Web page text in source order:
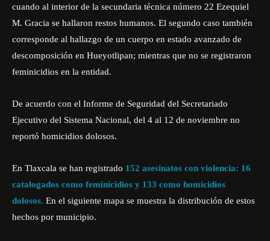
cuando al interior de la secundaria técnica número 22 Ezequiel
M. Gracia se hallaron restos humanos. El segundo caso también
corresponde al hallazgo de un cuerpo en estado avanzado de
descomposición en Hueyotlipan; mientras que no se registraron
feminicidios en la entidad.
De acuerdo con el Informe de Seguridad del Secretariado
Ejecutivo del Sistema Nacional, del 4 al 12 de noviembre no
reportó homicidios dolosos.
En Tlaxcala se han registrado 152 asesinatos con violencia: 16
catalogados como feminicidios y 133 como homicidios
dolosos. En el siguiente mapa se muestra la distribución de estos
hechos por municipio.